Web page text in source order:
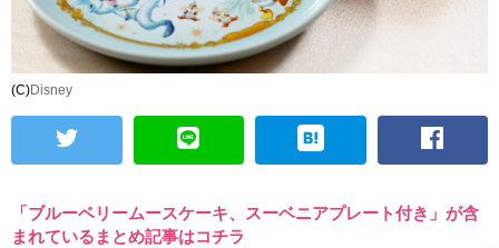
(C)Disney
「ブルーベリームースケーキ、スーベニアプレート付き」が含
まれているまとめ記事はコチラ